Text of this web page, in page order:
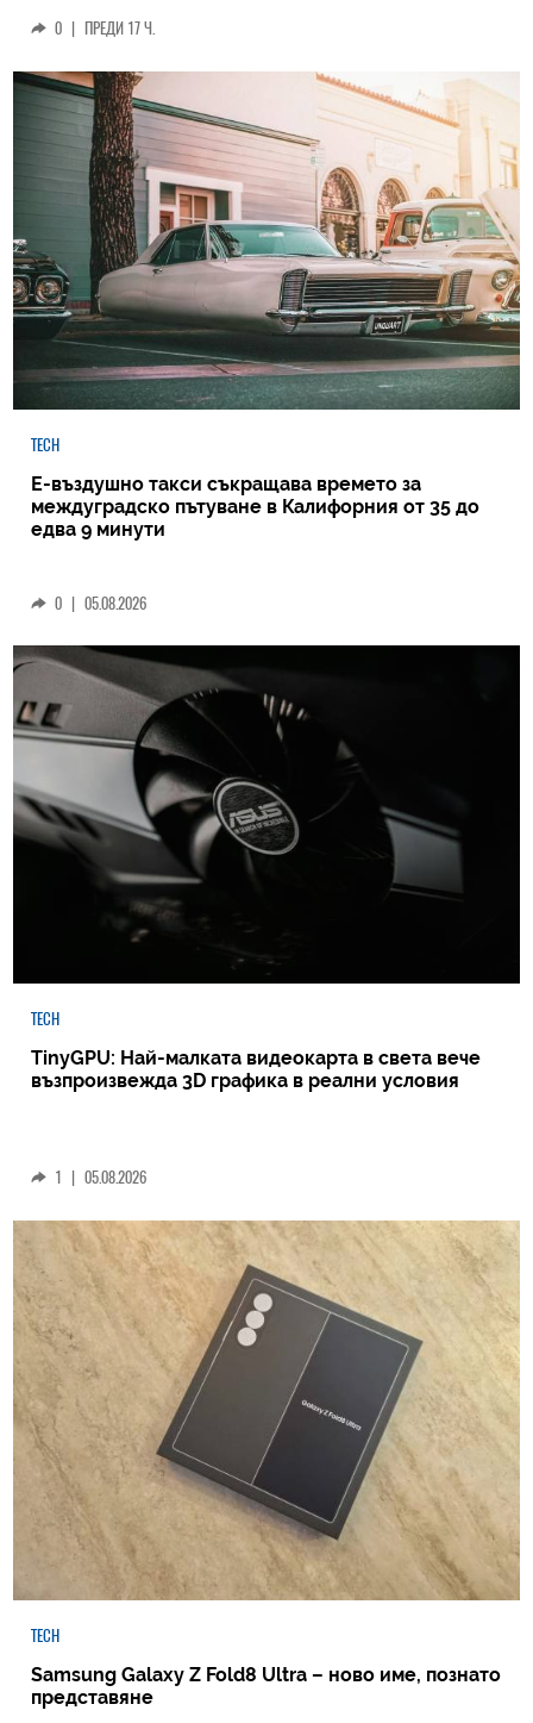
0 | ПРЕДИ 17 Ч.
TECH
Е-въздушно такси съкращава времето за
междуградско пътуване в Калифорния от 35 до
едва 9 минути
0 | 05.08.2026
TECH
TinyGPU: Най-малката видеокарта в света вече
възпроизвежда 3D графика в реални условия
1 | 05.08.2026
TECH
Samsung Galaxy Z Fold8 Ultra – ново име, познато
представяне